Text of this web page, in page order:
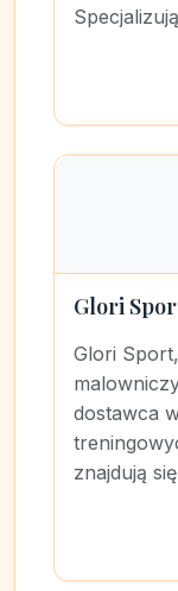
Glori
Glori
dostawca
znajdują